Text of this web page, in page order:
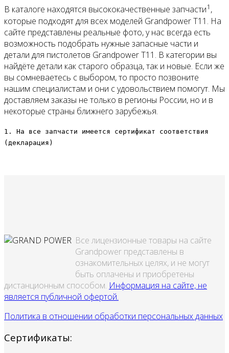
В каталоге находятся высококачественные запчасти1 ,
которые подходят для всех моделей Grandpower T11. На
сайте представлены реальные фото, у нас всегда есть
возможность подобрать нужные запасные части и
детали для пистолетов Grandpower T11. В категории вы
найдёте детали как старого образца, так и новые. Если же
вы сомневаетесь с выбором, то просто позвоните
нашим специалистам и они с удовольствием помогут. Мы
доставляем заказы не только в регионы России, но и в
некоторые страны ближнего зарубежья.
1. На все запчасти имеется сертификат соответствия
(декларация)
Все лицензионные товары на сайте
Grandpower представлены в
ознакомительных целях, и не могут
быть оплачены и приобретены
дистанционным способом. Информация на сайте, не
является публичной офертой.
Политика в отношении обработки персональных данных
Сертификаты: